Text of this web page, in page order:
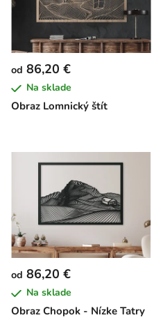
Obraz Lomnický štít
od 86,20 €
Na sklade
Obraz Chopok - Nízke Tatry
od 86,20 €
Na sklade